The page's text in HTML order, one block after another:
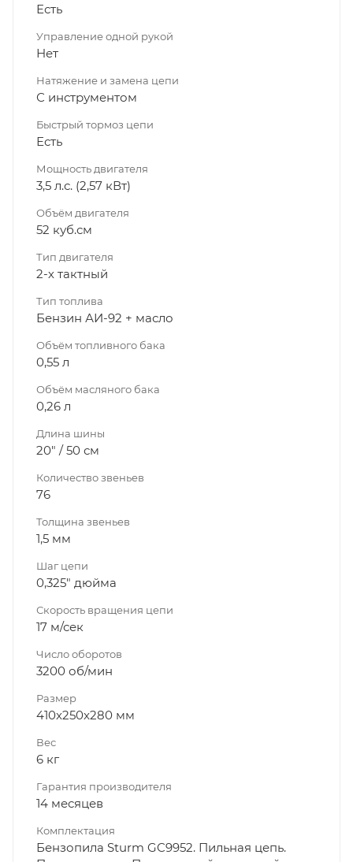
Есть
Управление одной рукой
Нет
Натяжение и замена цепи
С инструментом
Быстрый тормоз цепи
Есть
Мощность двигателя
3,5 л.с. (2,57 кВт)
Объём двигателя
52 куб.см
Тип двигателя
2-х тактный
Тип топлива
Бензин АИ-92 + масло
Объём топливного бака
0,55 л
Объём масляного бака
0,26 л
Длина шины
20" / 50 см
Количество звеньев
76
Толщина звеньев
1,5 мм
Шаг цепи
0,325" дюйма
Скорость вращения цепи
17 м/сек
Число оборотов
3200 об/мин
Размер
410x250x280 мм
Вес
6 кг
Гарантия производителя
14 месяцев
Комплектация
Бензопила Sturm GC9952. Пильная цепь.